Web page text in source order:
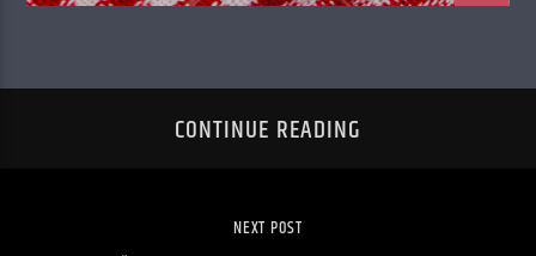
CONTINUE READING
NEXT POST